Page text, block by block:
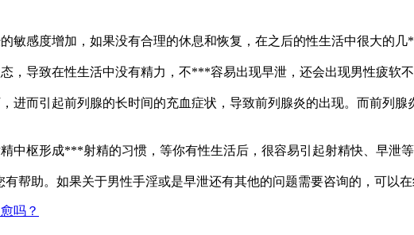
敏感度增加，如果没有合理的休息和恢复，在之后的性生活中很大的几
，导致在性生活中没有精力，不***容易出现早泄，还会出现男性疲软不
进而引起前列腺的长时间的充血症状，导致前列腺炎的出现。而前列
中枢形成***射精的习惯，等你有性生活后，很容易引起射精快、早泄等
助。如果关于男性手淫或是早泄还有其他的问题需要咨询的，可以在
吗？